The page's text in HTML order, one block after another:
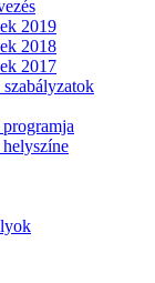
2019
2018
2017